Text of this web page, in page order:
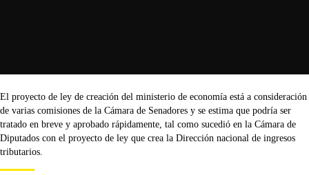
El proyecto de ley de creación del ministerio de economía está a consideración
de varias comisiones de la Cámara de Senadores y se estima que podría ser
tratado en breve y aprobado rápidamente, tal como sucedió en la Cámara de
Diputados con el proyecto de ley que crea la Dirección nacional de ingresos
tributarios.